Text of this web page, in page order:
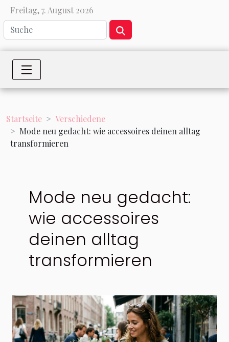
Freitag, 7. August 2026
Startseite
Verschiedene
Mode neu gedacht: wie accessoires deinen alltag
transformieren
Mode neu gedacht:
wie accessoires
deinen alltag
transformieren